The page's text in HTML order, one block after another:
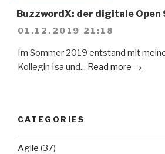
BuzzwordX: der digitale Open
01.12.2019 21:18
Im Sommer 2019 entstand mit
Kollegin Isa und... Read more →
CATEGORIES
Agile (37)